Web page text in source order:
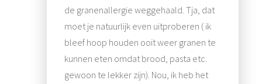
de granenallergie weggehaald. Tja, dat
moet je natuurlijk even uitproberen ( ik
bleef hoop houden ooit weer granen te
kunnen eten omdat brood, pasta etc.
gewoon te lekker zijn). Nou, ik heb het